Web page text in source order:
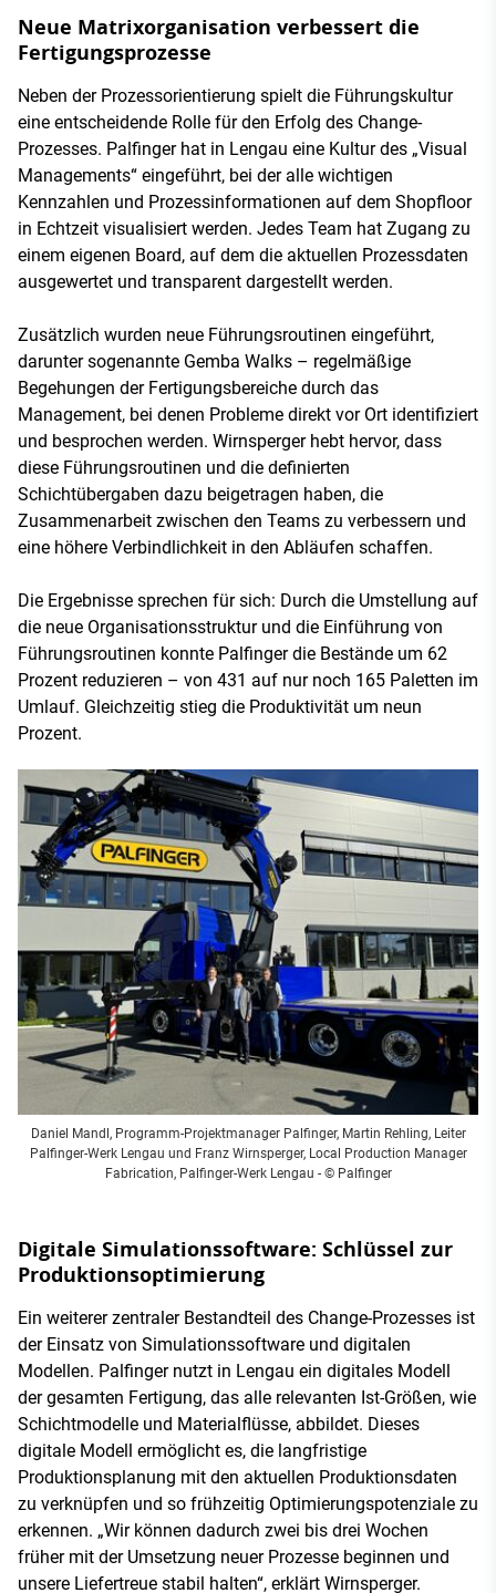
Neue Matrixorganisation verbessert die
Fertigungsprozesse
Neben der Prozessorientierung spielt die Führungskultur
eine entscheidende Rolle für den Erfolg des Change-
Prozesses. Palfinger hat in Lengau eine Kultur des „Visual
Managements“ eingeführt, bei der alle wichtigen
Kennzahlen und Prozessinformationen auf dem Shopfloor
in Echtzeit visualisiert werden. Jedes Team hat Zugang zu
einem eigenen Board, auf dem die aktuellen Prozessdaten
ausgewertet und transparent dargestellt werden.
Zusätzlich wurden neue Führungsroutinen eingeführt,
darunter sogenannte Gemba Walks – regelmäßige
Begehungen der Fertigungsbereiche durch das
Management, bei denen Probleme direkt vor Ort identifiziert
und besprochen werden. Wirnsperger hebt hervor, dass
diese Führungsroutinen und die definierten
Schichtübergaben dazu beigetragen haben, die
Zusammenarbeit zwischen den Teams zu verbessern und
eine höhere Verbindlichkeit in den Abläufen schaffen.
Die Ergebnisse sprechen für sich: Durch die Umstellung auf
die neue Organisationsstruktur und die Einführung von
Führungsroutinen konnte Palfinger die Bestände um 62
Prozent reduzieren – von 431 auf nur noch 165 Paletten im
Umlauf. Gleichzeitig stieg die Produktivität um neun
Prozent.
Daniel Mandl, Programm-Projektmanager Palfinger, Martin Rehling, Leiter
Palfinger-Werk Lengau und Franz Wirnsperger, Local Production Manager
Fabrication, Palfinger-Werk Lengau - © Palfinger
Digitale Simulationssoftware: Schlüssel zur
Produktionsoptimierung
Ein weiterer zentraler Bestandteil des Change-Prozesses ist
der Einsatz von Simulationssoftware und digitalen
Modellen. Palfinger nutzt in Lengau ein digitales Modell
der gesamten Fertigung, das alle relevanten Ist-Größen, wie
Schichtmodelle und Materialflüsse, abbildet. Dieses
digitale Modell ermöglicht es, die langfristige
Produktionsplanung mit den aktuellen Produktionsdaten
zu verknüpfen und so frühzeitig Optimierungspotenziale zu
erkennen. „Wir können dadurch zwei bis drei Wochen
früher mit der Umsetzung neuer Prozesse beginnen und
unsere Liefertreue stabil halten“, erklärt Wirnsperger.